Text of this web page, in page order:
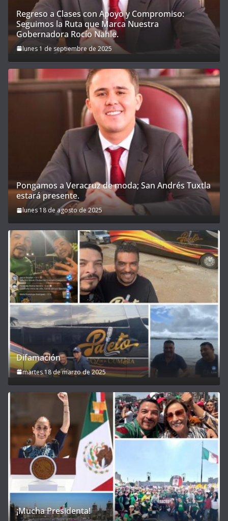
Regreso a Clases con Apoyo y Compromiso:
Seguimos la Ruta que Marca Nuestra
Gobernadora Rocío Nahle.
lunes 1 de septiembre de 2025
Pongamos a Veracruz de moda; San Andrés Tuxtla
estará presente.
lunes 18 de agosto de 2025
Difamación
martes 18 de marzo de 2025
¡Mucha Presidenta!